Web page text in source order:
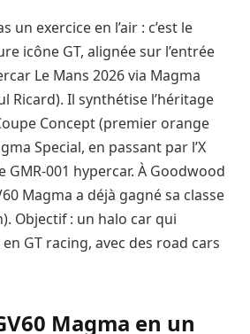
un exercice en l’air : c’est le
icône GT, alignée sur l’entrée
Le Mans 2026 via Magma
Ricard). Il synthétise l’héritage
Concept (premier orange
Special, en passant par l’X
GMR-001 hypercar. À Goodwood
Magma a déjà gagné sa classe
Objectif : un halo car qui
GT racing, avec des road cars
Magma en un